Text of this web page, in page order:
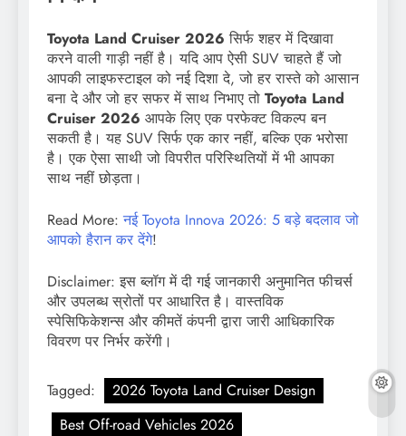
Toyota Land Cruiser 2026 सिर्फ शहर में दिखावा
करने वाली गाड़ी नहीं है। यदि आप ऐसी SUV चाहते हैं जो
आपकी लाइफस्टाइल को नई दिशा दे, जो हर रास्ते को आसान
बना दे और जो हर सफर में साथ निभाए तो Toyota Land
Cruiser 2026 आपके लिए एक परफेक्ट विकल्प बन
सकती है। यह SUV सिर्फ एक कार नहीं, बल्कि एक भरोसा
है। एक ऐसा साथी जो विपरीत परिस्थितियों में भी आपका
साथ नहीं छोड़ता।
Read More:नई Toyota Innova 2026: 5 बड़े बदलाव जो
आपको हैरान कर देंगे!
Disclaimer: इस ब्लॉग में दी गई जानकारी अनुमानित फीचर्स
और उपलब्ध स्रोतों पर आधारित है। वास्तविक
स्पेसिफिकेशन्स और कीमतें कंपनी द्वारा जारी आधिकारिक
विवरण पर निर्भर करेंगी।
Tagged:
2026 Toyota Land Cruiser Design
Best Off-road Vehicles 2026